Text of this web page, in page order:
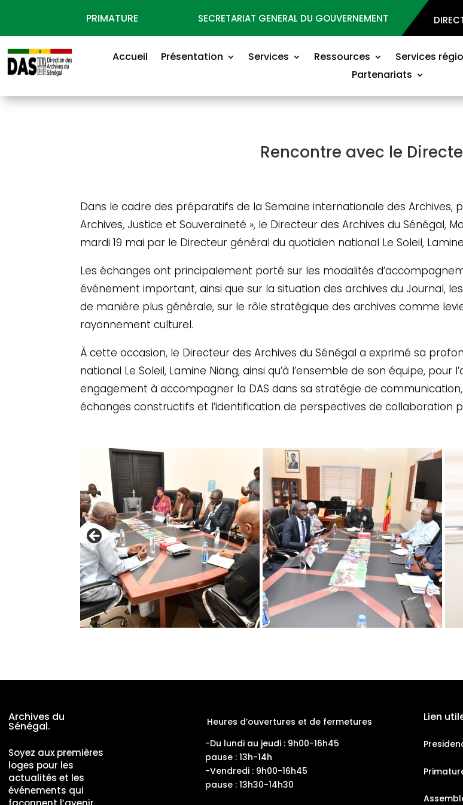
PRIMATURE SECRETARIAT GENERAL DU GOUVERNEMENT
Accueil Présentation Services Ressources Services
Partenariats
Rencontre avec le
Dans le cadre des préparatifs de la Semaine internationale des Archives,
Archives, Justice et Souveraineté », le Directeur des Archives du Sénégal,
mardi 19 mai par le Directeur général du quotidien national Le Soleil,
Les échanges ont principalement porté sur les modalités
événement important, ainsi que sur la situation des archives du Journal,
de manière plus générale, sur le rôle stratégique des archives comme
rayonnement culturel.
À cette occasion, le Directeur des Archives du Sénégal a exprimé sa
national Le Soleil, Lamine Niang, ainsi qu’à l’ensemble de son équipe, pour
engagement à accompagner la DAS dans sa stratégie de
échanges constructifs et l’identification de perspectives de collaboration
Archives du
Sénégal.
Soyez aux premières
loges pour les
actualités et les
événements qui
Heures d’ouvertures et de fermetures
-Du lundi au jeudi : 9h00-16h45
pause : 13h-14h
-Vendredi : 9h00-16h45
pause : 13h30-14h30
Lien